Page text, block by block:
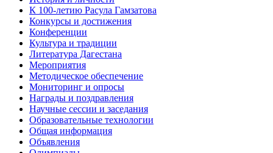
К 100-летию Расула Гамзатова
Конкурсы и достижения
Конференции
Культура и традиции
Литература Дагестана
Мероприятия
Методическое обеспечение
Мониторинг и опросы
Награды и поздравления
Научные сессии и заседания
Образовательные технологии
Общая информация
Объявления